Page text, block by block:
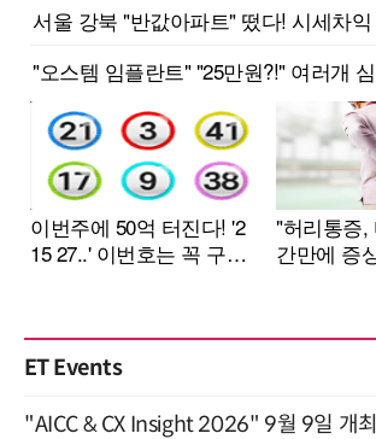
ET Events
"AICC & CX Insight 2026" 9월 9일 개최